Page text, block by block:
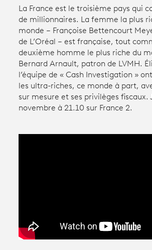
connexion
Avantages fidélité
Participer et assister à une émission
À votre écoute
Productions et innovation
La France est le troisième pays qui
de millionnaires. La femme la plus
monde – Françoise Bettencourt
de L’Oréal – est française, tout
deuxième homme le plus riche du
Bernard Arnault, patron de LVMH.
l’équipe de « Cash Investigation »
les ultra-riches, ce monde à part,
sur mesure et ses privilèges fiscaux.
novembre à 21.10 sur France 2.